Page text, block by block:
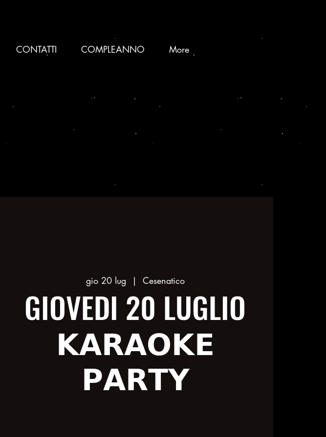
CONTATTI COMPLEANNO More
gio 20 lug
  |
Cesenatico
GIOVEDI 20 LUGLIO
𝗞𝗔𝗥𝗔𝗢𝗞𝗘
𝗣𝗔𝗥𝗧𝗬